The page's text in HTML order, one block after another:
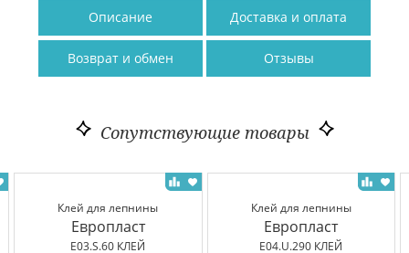
Описание Доставка и оплата
Возврат и обмен Отзывы
Сопутствующие товары
Клей для лепнины
Европласт
E03.S.60 КЛЕЙ
Клей для лепнины
Европласт
E04.U.290 КЛЕЙ